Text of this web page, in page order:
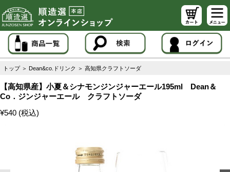
トップ ＞ Dean&co.ドリンク ＞ 高知県クラフトソーダ
【高知県産】小夏＆シナモンジンジャーエール195ml Dean＆
Co．ジンジャーエール クラフトソーダ
¥540 (税込)